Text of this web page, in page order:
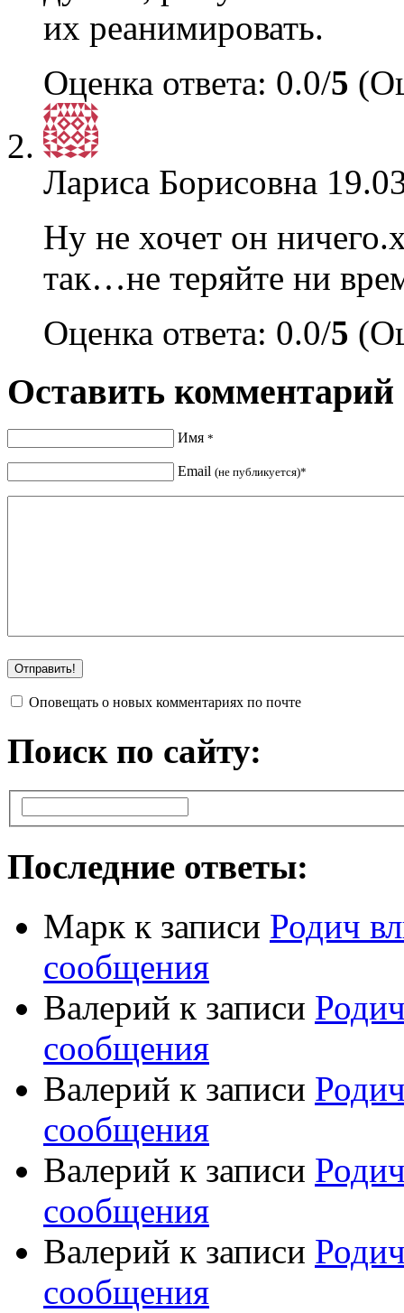
их реанимировать.
Оценка ответа: 0.0/5
Лариса Борисовна
Ну не хочет он
так…не теряйте ни
Оценка ответа: 0.0/5
Оставить комментарий
Имя *
Email (не публикуется)*
Оповещать о новых комментариях по почте
Поиск по сайту:
Последние ответы:
Марк к записи Родич
сообщения
Валерий к записи
сообщения
Валерий к записи
сообщения
Валерий к записи
сообщения
Валерий к записи
сообщения